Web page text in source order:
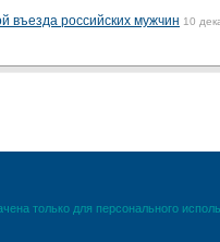
въезда российских мужчин 10
только для персонального